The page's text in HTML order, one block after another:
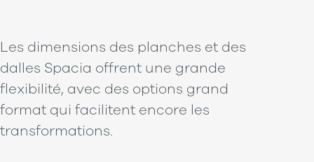
Les dimensions des planches et des
dalles Spacia offrent une grande
flexibilité, avec des options grand
format qui facilitent encore les
transformations.